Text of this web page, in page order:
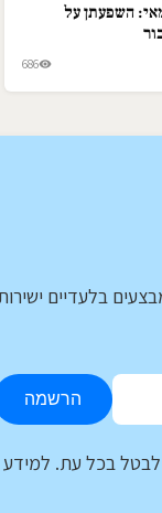
השפעתן על
686
בלעדיים
הרשמה
לבטל בכל עת. למידע